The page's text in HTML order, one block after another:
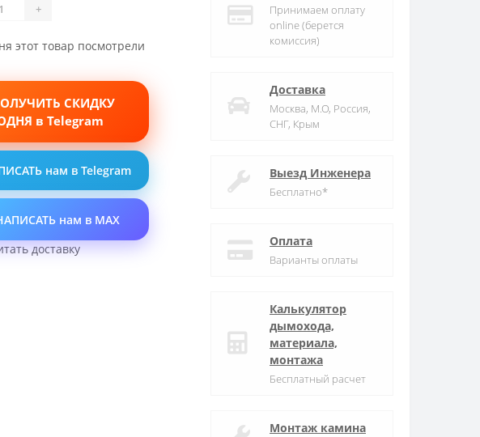
+
этот товар посмотрели
СКИДКУ
в Telegram
нам в Telegram
нам в MAX
доставку
Принимаем оплату
online (берется
комиссия)
Доставка
Москва, М.О, Россия,
СНГ, Крым
Выезд Инженера
Бесплатно*
Оплата
Варианты оплаты
Калькулятор
дымохода,
материала,
монтажа
Бесплатный расчет
Монтаж камина